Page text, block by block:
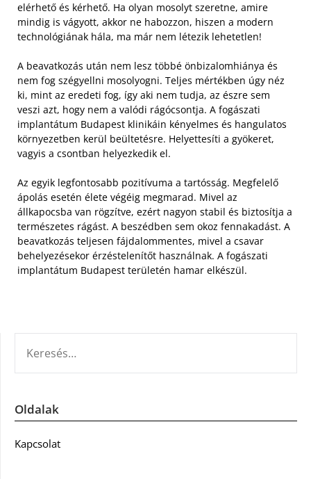
elérhető és kérhető. Ha olyan mosolyt szeretne, amire
mindig is vágyott, akkor ne habozzon, hiszen a modern
technológiának hála, ma már nem létezik lehetetlen!
A beavatkozás után nem lesz többé önbizalomhiánya és
nem fog szégyellni mosolyogni. Teljes mértékben úgy néz
ki, mint az eredeti fog, így aki nem tudja, az észre sem
veszi azt, hogy nem a valódi rágócsontja. A fogászati
implantátum Budapest klinikáin kényelmes és hangulatos
környezetben kerül beültetésre. Helyettesíti a gyökeret,
vagyis a csontban helyezkedik el.
Az egyik legfontosabb pozitívuma a tartósság. Megfelelő
ápolás esetén élete végéig megmarad. Mivel az
állkapocsba van rögzítve, ezért nagyon stabil és biztosítja a
természetes rágást. A beszédben sem okoz fennakadást. A
beavatkozás teljesen fájdalommentes, mivel a csavar
behelyezésekor érzéstelenítőt használnak. A fogászati
implantátum Budapest területén hamar elkészül.
Oldalak
Kapcsolat